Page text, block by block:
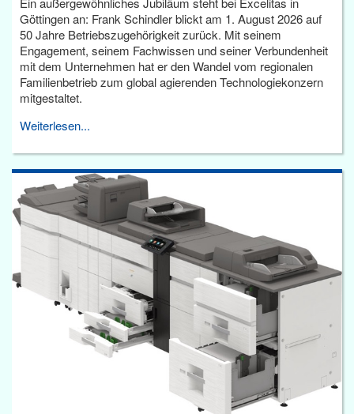
Göttingen an: Frank Schindler blickt am 1. August 2026 auf
50 Jahre Betriebszugehörigkeit zurück. Mit seinem
Engagement, seinem Fachwissen und seiner Verbundenheit
mit dem Unternehmen hat er den Wandel vom regionalen
Familienbetrieb zum global agierenden Technologiekonzern
mitgestaltet.
Weiterlesen...